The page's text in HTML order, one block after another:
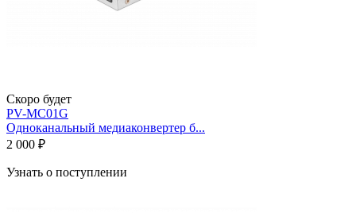
Скоро будет
PV-MC01G
Одноканальный медиаконвертер б...
2 000 ₽
Узнать о поступлении